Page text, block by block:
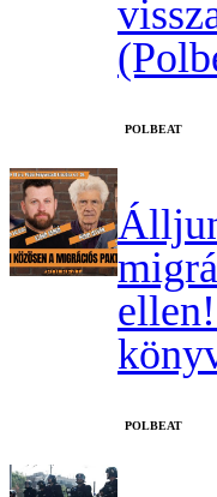
‎POLBEAT
‎POLBEAT